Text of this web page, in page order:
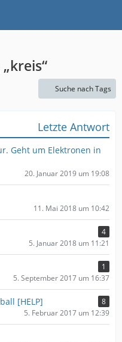
Suche nach Tags
Letzte Antwort
Geht um Elektronen in
20. Januar 2019 um 19:08
11. Mai 2018 um 10:42
4
5. Januar 2018 um 11:21
1
5. September 2017 um 16:37
[HELP]
8
5. Februar 2017 um 12:39